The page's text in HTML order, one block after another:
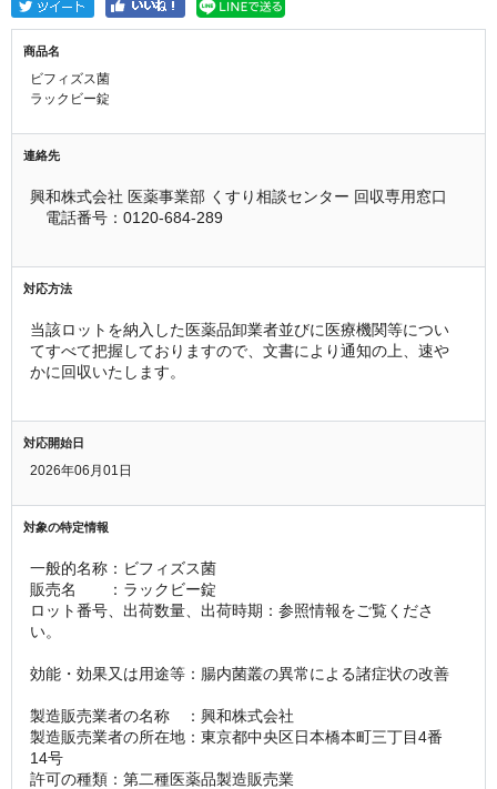
商品名
ビフィズス菌
ラックビー錠
連絡先
興和株式会社 医薬事業部 くすり相談センター 回収専用窓口
電話番号：0120-684-289
対応方法
当該ロットを納入した医薬品卸業者並びに医療機関等につい
てすべて把握しておりますので、文書により通知の上、速や
かに回収いたします。
対応開始日
2026年06月01日
対象の特定情報
一般的名称：ビフィズス菌
販売名　　：ラックビー錠
ロット番号、出荷数量、出荷時期：参照情報をご覧くださ
い。
効能・効果又は用途等：腸内菌叢の異常による諸症状の改善
製造販売業者の名称　：興和株式会社
製造販売業者の所在地：東京都中央区日本橋本町三丁目4番
14号
許可の種類：第二種医薬品製造販売業